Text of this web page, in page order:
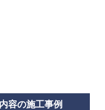
容の施工事例